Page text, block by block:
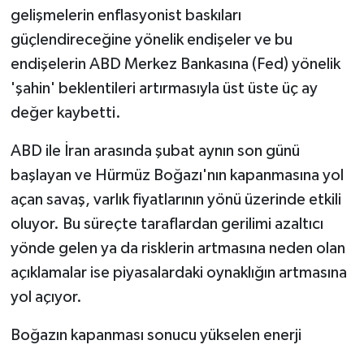
gelişmelerin enflasyonist baskıları
güçlendireceğine yönelik endişeler ve bu
endişelerin ABD Merkez Bankasına (Fed) yönelik
'şahin' beklentileri artırmasıyla üst üste üç ay
değer kaybetti.
ABD ile İran arasında şubat aynın son günü
başlayan ve Hürmüz Boğazı'nın kapanmasına yol
açan savaş, varlık fiyatlarının yönü üzerinde etkili
oluyor. Bu süreçte taraflardan gerilimi azaltıcı
yönde gelen ya da risklerin artmasına neden olan
açıklamalar ise piyasalardaki oynaklığın artmasına
yol açıyor.
Boğazın kapanması sonucu yükselen enerji